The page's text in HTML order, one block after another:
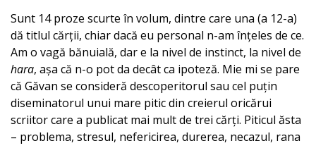
Sunt 14 proze scurte în volum, dintre care una (a 12-a)
dă titlul cărții, chiar dacă eu personal n-am înțeles de ce.
Am o vagă bănuială, dar e la nivel de instinct, la nivel de
hara, așa că n-o pot da decât ca ipoteză. Mie mi se pare
că Găvan se consideră descoperitorul sau cel puțin
diseminatorul unui mare pitic din creierul oricărui
scriitor care a publicat mai mult de trei cărți. Piticul ăsta
– problema, stresul, nefericirea, durerea, necazul, rana